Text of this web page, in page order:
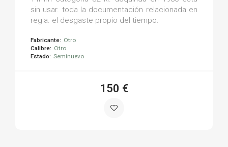
sin usar. toda la documentación relacionada en
regla. el desgaste propio del tiempo.
Fabricante: Otro
Calibre: Otro
Estado: Seminuevo
150 €